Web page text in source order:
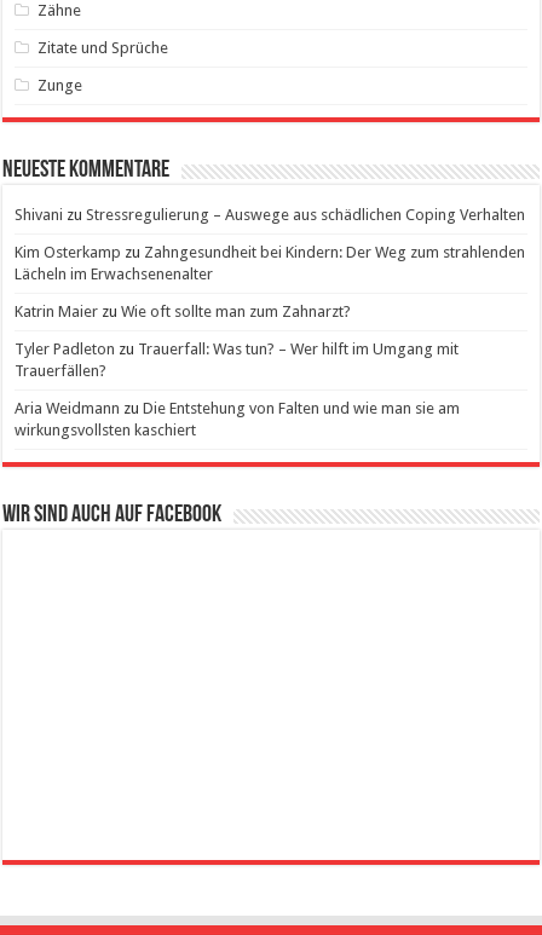
Zähne
Zitate und Sprüche
Zunge
Neueste Kommentare
Shivani zuStressregulierung – Auswege aus schädlichen Coping Verhalten
Kim Osterkamp zu Zahngesundheit bei Kindern: Der Weg zum strahlenden
Lächeln im Erwachsenenalter
Katrin Maier zuWie oft sollte man zum Zahnarzt?
Tyler Padleton zu Trauerfall: Was tun? – Wer hilft im Umgang mit
Trauerfällen?
Aria Weidmann zuDie Entstehung von Falten und wie man sie am
wirkungsvollsten kaschiert
Wir sind auch auf Facebook